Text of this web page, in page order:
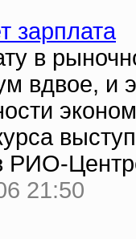
зарплата
в
вдвое, и
РИО-
21:50